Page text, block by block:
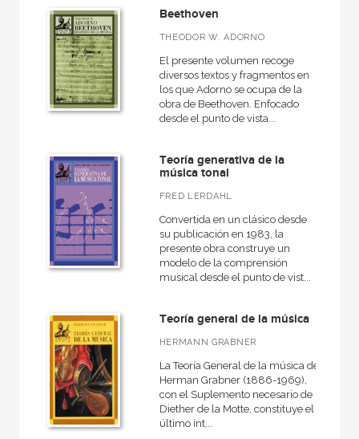
Beethoven
THEODOR W. ADORNO
El presente volumen recoge
diversos textos y fragmentos en
los que Adorno se ocupa de la
obra de Beethoven. Enfocado
desde el punto de vista...
Teoría generativa de la
música tonal
FRED LERDAHL
Convertida en un clásico desde
su publicación en 1983, la
presente obra construye un
modelo de la comprensión
musical desde el punto de vist...
Teoría general de la música
HERMANN GRABNER
La Teoría General de la música de
Herman Grabner (1886-1969),
con el Suplemento necesario de
Diether de la Motte, constituye el
último int...